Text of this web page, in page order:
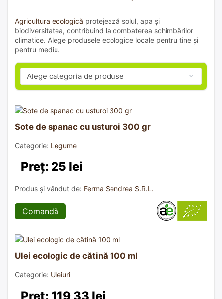
Agricultura ecologică protejează solul, apa și
biodiversitatea, contribuind la combaterea schimbărilor
climatice. Alege produsele ecologice locale pentru tine și
pentru mediu.
Sote de spanac cu usturoi 300 gr
Categorie: Legume
Preț: 25 lei
Produs și vândut de: Ferma Sendrea S.R.L.
Comandă
Ulei ecologic de cătină 100 ml
Categorie: Uleiuri
Preț: 119,33 lei